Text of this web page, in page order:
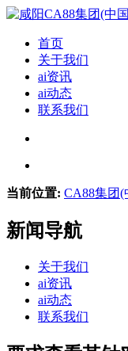
首页
关于我们
ai资讯
ai动态
联系我们
当前位置: CA88集团(
新闻导航
关于我们
ai资讯
ai动态
联系我们